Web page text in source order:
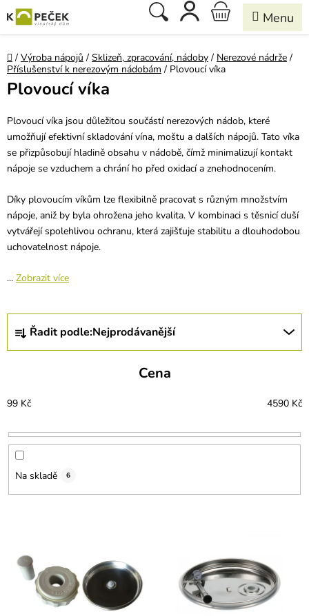
na
obsah
Hledat
NÁKUPNÍ
KOŠÍK
Domů
/ Výroba nápojů / Sklizeň, zpracování, nádoby / Nerezové nádrže /
Příslušenství k nerezovým nádobám / Plovoucí víka
Plovoucí víka
Plovoucí víka jsou důležitou součástí nerezových nádob, které
umožňují efektivní skladování vína, moštu a dalších nápojů. Tato víka
se přizpůsobují hladině obsahu v nádobě, čímž minimalizují kontakt
nápoje se vzduchem a chrání ho před oxidací a znehodnocením.
Díky plovoucím víkům lze flexibilně pracovat s různým množstvím
nápoje, aniž by byla ohrožena jeho kvalita. V kombinaci s těsnicí duší
vytvářejí spolehlivou ochranu, která zajišťuje stabilitu a dlouhodobou
uchovatelnost nápoje.
... Zobrazit více
Ř
z
í
p
o
Řadit podle:Nejprodávanější
Cena
99 Kč 4590 Kč
Na skladě 6